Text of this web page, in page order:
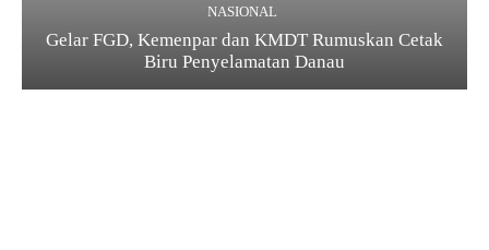
NASIONAL
Gelar FGD, Kemenpar dan KMDT Rumuskan Cetak
Biru Penyelamatan Danau